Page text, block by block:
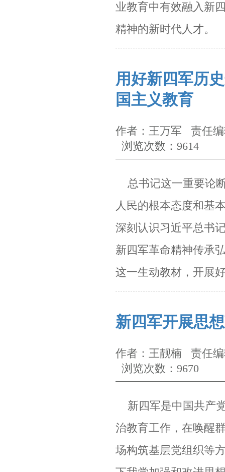
业教育中有效融入新
精神的新时代人才。
用好新四军历
国主义教育
作者：王万军 责任
浏览次数：9614
总书记这一重要论
人民的根本态度和基
深刻认识习近平总书
新四军革命精神传承
这一生动教材，开展
新四军开展思
作者：王靓楠 责任
浏览次数：9670
新四军是中国共产
治教育工作，在唤醒
场构筑基层党组织等